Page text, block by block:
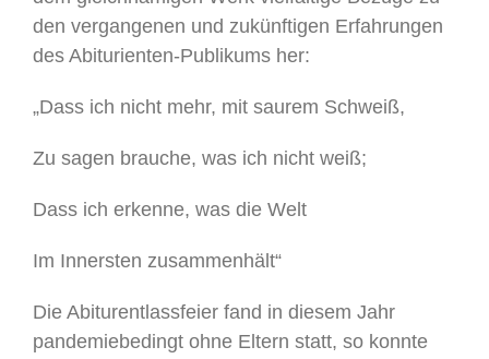
den vergangenen und zukünftigen Erfahrungen
des Abiturienten-Publikums her:
„Dass ich nicht mehr, mit saurem Schweiß,
Zu sagen brauche, was ich nicht weiß;
Dass ich erkenne, was die Welt
Im Innersten zusammenhält“
Die Abiturentlassfeier fand in diesem Jahr
pandemiebedingt ohne Eltern statt, so konnte